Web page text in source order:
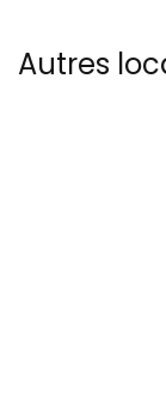
Autres